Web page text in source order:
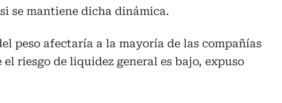
se mantiene dicha dinámica.
peso afectaría a la mayoría de las compañías
riesgo de liquidez general es bajo, expuso